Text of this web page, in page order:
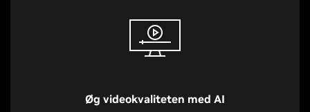
Øg videokvaliteten med AI